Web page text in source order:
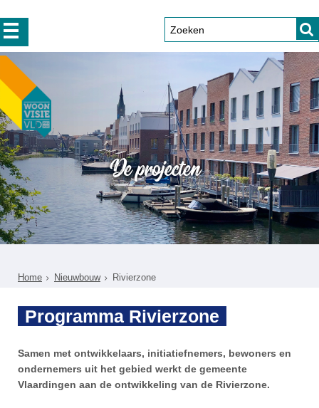
Home Nieuwbouw Rivierzone
De projecten
Programma Rivierzone
Samen met ontwikkelaars, initiatiefnemers, bewoners en
ondernemers uit het gebied werkt de gemeente
Vlaardingen aan de ontwikkeling van de Rivierzone.